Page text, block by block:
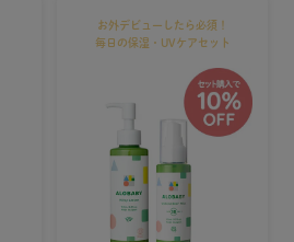
お外デビューしたら必須！
毎日の保湿・UVケアセット